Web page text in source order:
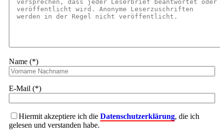
Name (*)
E-Mail (*)
Hiermit akzeptiere ich die Datenschutzerklärung, die ich
gelesen und verstanden habe.